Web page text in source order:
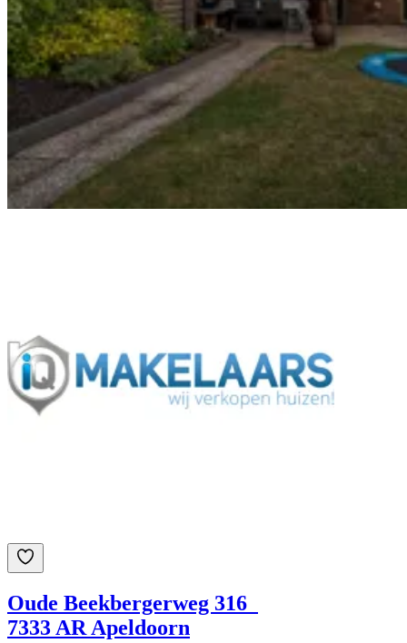
Oude Beekbergerweg 316
7333 AR Apeldoorn